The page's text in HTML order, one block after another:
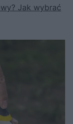
Jak wybrać